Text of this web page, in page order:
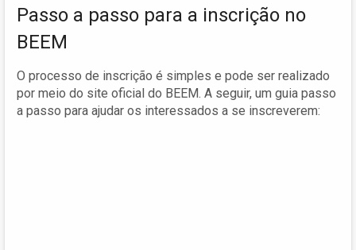
Passo a passo para a inscrição no
BEEM
O processo de inscrição é simples e pode ser realizado
por meio do site oficial do BEEM. A seguir, um guia passo
a passo para ajudar os interessados a se inscreverem: